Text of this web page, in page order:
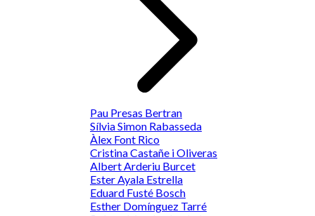
Pau Presas Bertran
Sílvia Simon Rabasseda
Àlex Font Rico
Cristina Castañe i Oliveras
Albert Arderiu Burcet
Ester Ayala Estrella
Eduard Fusté Bosch
Esther Domínguez Tarré